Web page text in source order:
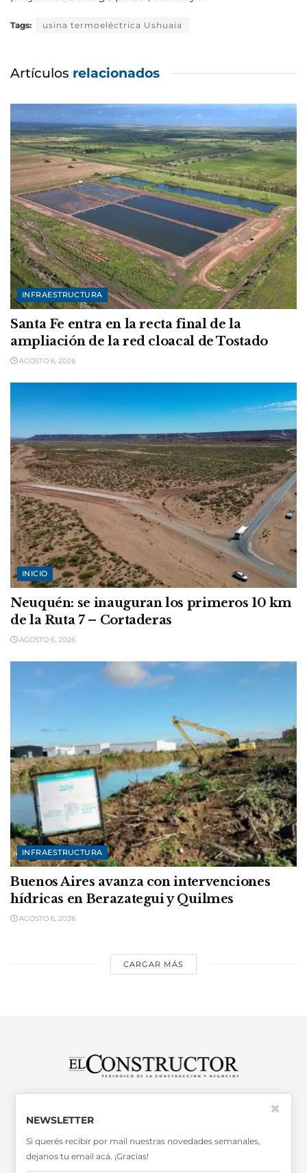
Tags: usina termoeléctrica Ushuaia
Artículos relacionados
INFRAESTRUCTURA
Santa Fe entra en la recta final de la
ampliación de la red cloacal de Tostado
AGOSTO 6, 2026
INICIO
Neuquén: se inauguran los primeros 10 km
de la Ruta 7 – Cortaderas
AGOSTO 6, 2026
INFRAESTRUCTURA
Buenos Aires avanza con intervenciones
hídricas en Berazategui y Quilmes
AGOSTO 6, 2026
CARGAR MÁS
OTRAS PUBLICACIONES >>
Miembro de la Asociación de
NEWSLETTER
Si querés recibir por mail nuestras novedades semanales,
dejanos tu email acá. ¡Gracias!
✖